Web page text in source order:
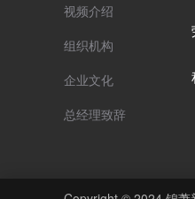
视频介绍
组织机构
企业文化
总经理致辞